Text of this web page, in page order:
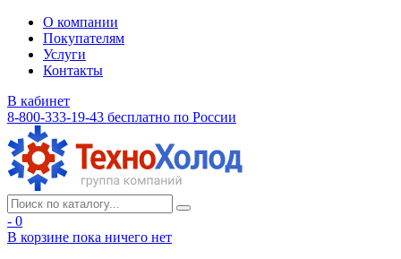
О компании
Покупателям
Услуги
Контакты
В кабинет
8-800-333-19-43 бесплатно по России
- 0
В корзине пока ничего нет